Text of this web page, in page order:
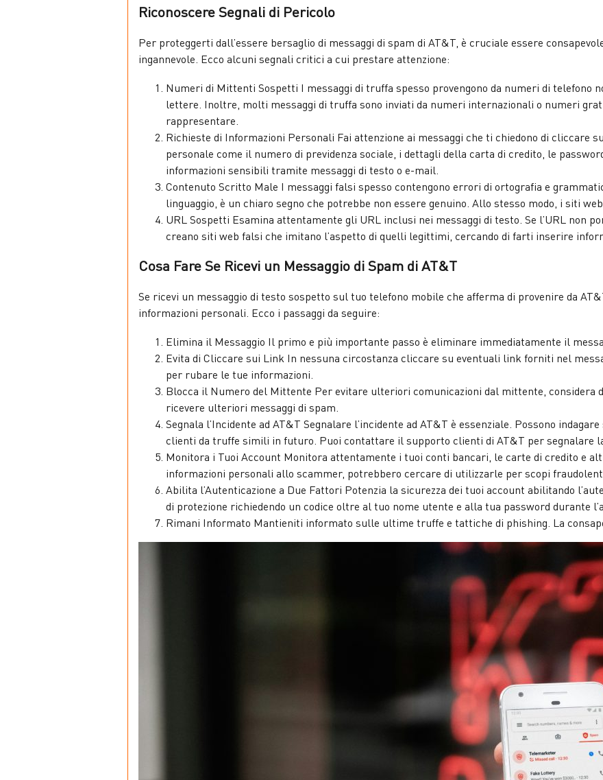
Riconoscere Segnali di Pericolo
Per proteggerti dall’essere bersaglio di messaggi di spam di AT&T, è cruciale essere
ingannevole. Ecco alcuni segnali critici a cui prestare attenzione:
Numeri di Mittenti Sospetti I messaggi di truffa spesso provengono da numeri di telefono
lettere. Inoltre, molti messaggi di truffa sono inviati da numeri internazionali o numeri
rappresentare.
Richieste di Informazioni Personali Fai attenzione ai messaggi che ti chiedono di cliccare
personale come il numero di previdenza sociale, i dettagli della carta di credito, le
informazioni sensibili tramite messaggi di testo o e-mail.
Contenuto Scritto Male I messaggi falsi spesso contengono errori di ortografia e
linguaggio, è un chiaro segno che potrebbe non essere genuino. Allo stesso modo, i siti
URL Sospetti Esamina attentamente gli URL inclusi nei messaggi di testo. Se l’URL non
creano siti web falsi che imitano l’aspetto di quelli legittimi, cercando di farti inserire
Cosa Fare Se Ricevi un Messaggio di Spam di AT&T
Se ricevi un messaggio di testo sospetto sul tuo telefono mobile che afferma di provenire da
informazioni personali. Ecco i passaggi da seguire:
Elimina il Messaggio Il primo e più importante passo è eliminare immediatamente il
Evita di Cliccare sui Link In nessuna circostanza cliccare su eventuali link forniti nel
per rubare le tue informazioni.
Blocca il Numero del Mittente Per evitare ulteriori comunicazioni dal mittente, considera
ricevere ulteriori messaggi di spam.
Segnala l’Incidente ad AT&T Segnalare l’incidente ad AT&T è essenziale. Possono
clienti da truffe simili in futuro. Puoi contattare il supporto clienti di AT&T per segnalare
Monitora i Tuoi Account Monitora attentamente i tuoi conti bancari, le carte di credito e
informazioni personali allo scammer, potrebbero cercare di utilizzarle per scopi
Abilita l’Autenticazione a Due Fattori Potenzia la sicurezza dei tuoi account abilitando
di protezione richiedendo un codice oltre al tuo nome utente e alla tua password durante
Rimani Informato Mantieniti informato sulle ultime truffe e tattiche di phishing. La